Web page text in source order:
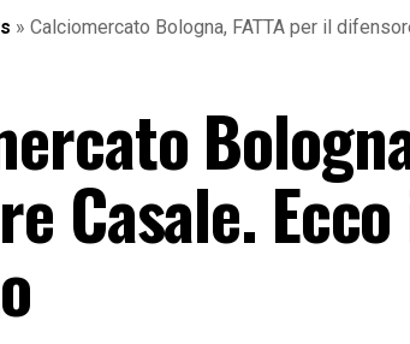
» Calciomercato Bologna, FATTA per il
Casale.